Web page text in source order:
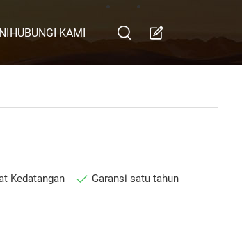
HUBUNGI KAMI
Kedatangan Garansi satu tahun